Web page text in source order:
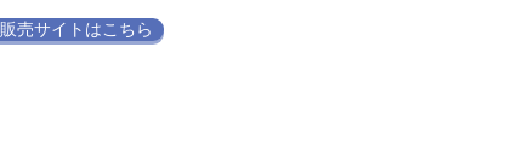
売サイトはこちら